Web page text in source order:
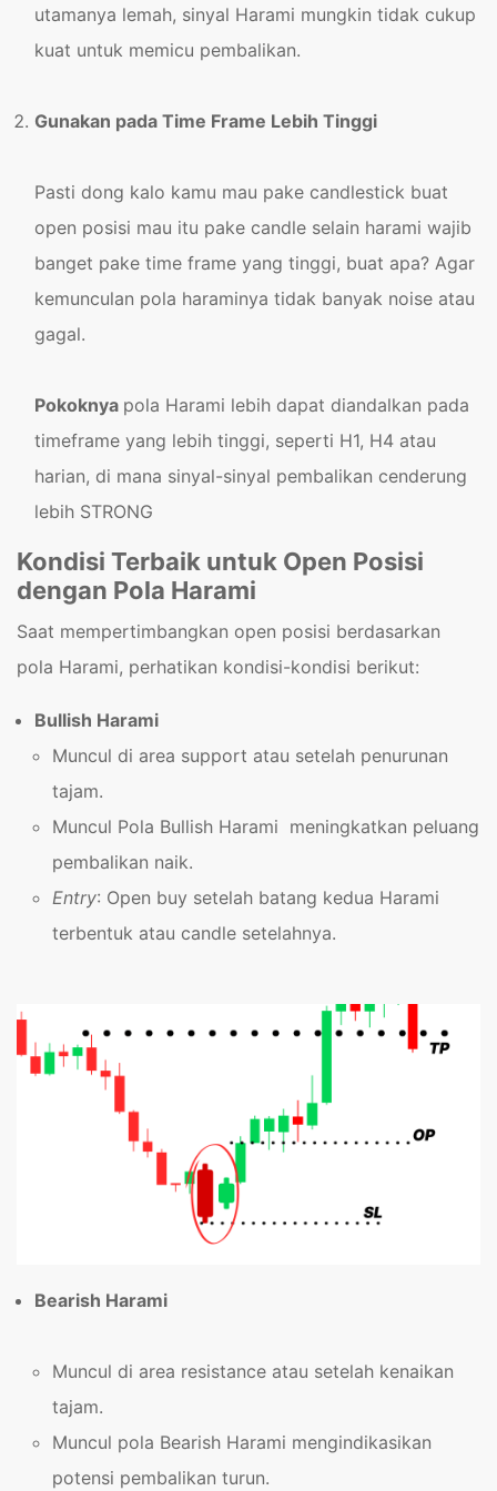
utamanya lemah, sinyal Harami mungkin tidak cukup
kuat untuk memicu pembalikan.
Gunakan pada Time Frame Lebih Tinggi
Pasti dong kalo kamu mau pake candlestick buat
open posisi mau itu pake candle selain harami wajib
banget pake time frame yang tinggi, buat apa? Agar
kemunculan pola haraminya tidak banyak noise atau
gagal.
Pokoknya pola Harami lebih dapat diandalkan pada
timeframe yang lebih tinggi, seperti H1, H4 atau
harian, di mana sinyal-sinyal pembalikan cenderung
lebih STRONG
Kondisi Terbaik untuk Open Posisi
dengan Pola Harami
Saat mempertimbangkan open posisi berdasarkan
pola Harami, perhatikan kondisi-kondisi berikut:
Bullish Harami
Muncul di area support atau setelah penurunan
tajam.
Muncul Pola Bullish Harami meningkatkan peluang
pembalikan naik.
Entry: Open buy setelah batang kedua Harami
terbentuk atau candle setelahnya.
Bearish Harami
Muncul di area resistance atau setelah kenaikan
tajam.
Muncul pola Bearish Harami mengindikasikan
potensi pembalikan turun.